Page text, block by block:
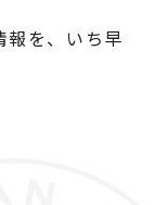
報を、いち早